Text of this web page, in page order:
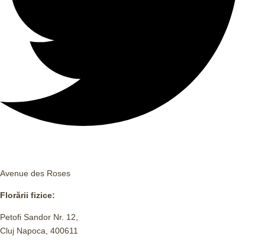
Avenue des Roses
Florării fizice:
Petofi Sandor Nr. 12,
Cluj Napoca, 400611